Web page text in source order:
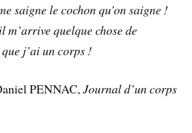
saigne le cochon qu’on saigne !
m’arrive quelque chose de
j’ai un corps !
PENNAC,Journal d’un corps